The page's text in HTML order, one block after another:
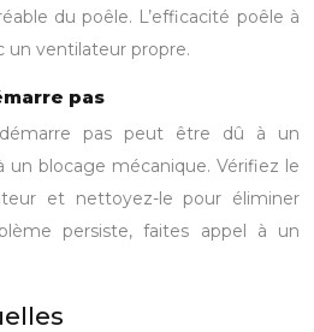
du poêle. L’efficacité poêle à
un ventilateur propre.
pas
pas peut être dû à un
blocage mécanique. Vérifiez le
et nettoyez-le pour éliminer
persiste, faites appel à un